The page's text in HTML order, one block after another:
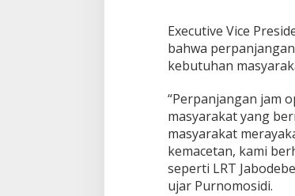
Executive Vice
bahwa
kebutuhan
“Perpanjangan jam
masyarakat yang
masyarakat
kemacetan, kami
seperti LRT
ujar Purnomosidi.